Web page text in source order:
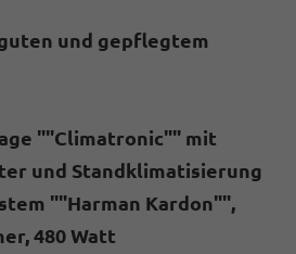
und gepflegtem
""Climatronic"" mit
und Standklimatisierung
""Harman Kardon"",
480 Watt